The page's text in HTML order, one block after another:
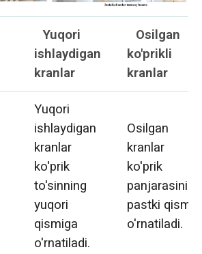
Yuqori
ishlaydigan
kranlar
Osilgan
ko'prikli
kranlar
Yuqori
ishlaydigan
kranlar
ko'prik
to'sinning
yuqori
qismiga
o'rnatiladi.
Osilgan
kranlar
ko'prik
panjarasining
pastki
o'rnatiladi.